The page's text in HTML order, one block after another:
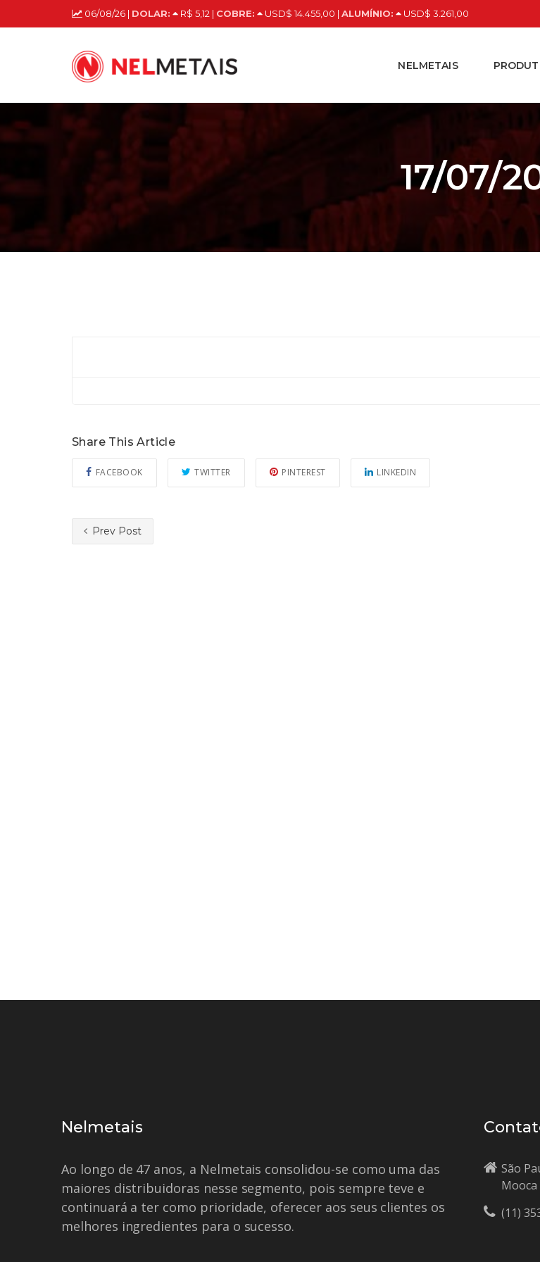
06/08/26 | DOLAR: R$ 5,12 | COBRE: USD$ 14.455,00 | ALUMÍNIO: USD$ 3.261,00
NELMETAIS
17/07/
Share This Article
FACEBOOK TWITTER PINTEREST LINKEDIN
Prev Post
Nelmetais
Ao longo de 47 anos, a Nelmetais consolidou-se como uma das
maiores distribuidoras nesse segmento, pois sempre teve e
continuará a ter como prioridade, oferecer aos seus clientes os
melhores ingredientes para o sucesso.
São
Mooca
(11)